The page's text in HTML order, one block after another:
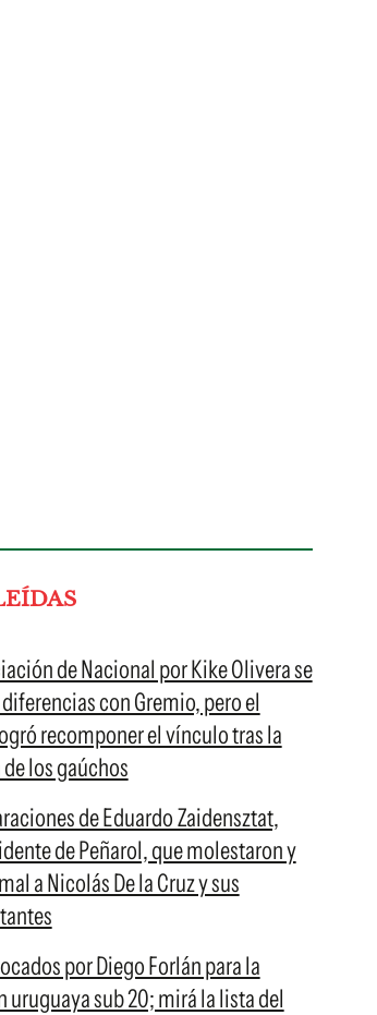
de Nacional por Kike Olivera se
con Gremio, pero el
recomponer el vínculo tras la
los gaúchos
de Eduardo Zaidensztat,
de Peñarol, que molestaron y
a Nicolás De la Cruz y sus
por Diego Forlán para la
uruguaya sub 20; mirá la lista del